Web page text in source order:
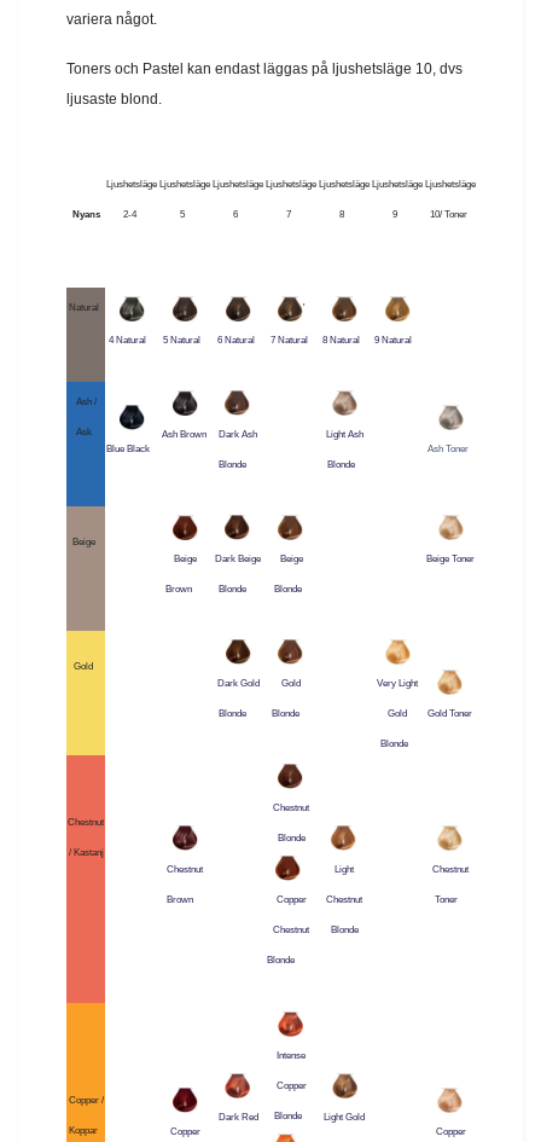
variera något.
Toners och Pastel kan endast läggas på ljushetsläge 10, dvs
ljusaste blond.
Nyans
Ljushetsläge
2-4
Ljushetsläge
5
Ljushetsläge
6
Ljushetsläge
7
Ljushetsläge
8
Ljushetsläge
9
Ljushetsläge
10/ Toner
Natural
4 Natural 5 Natural 6 Natural
'
7 Natural 8 Natural 9 Natural
Ash /
Ask
Blue Black
Ash Brown Dark Ash
Blonde
Light Ash
Blonde
Ash Toner
Beige
Beige
Brown
Dark Beige
Blonde
Beige
Blonde
Beige Toner
Gold
Dark Gold
Blonde
Gold
Blonde
Very Light
Gold
Blonde
Gold Toner
Chestnut
/ Kastanj
Chestnut
Brown
Chestnut
Blonde
Copper
Chestnut
Blonde
Light
Chestnut
Blonde
Chestnut
Toner
Copper /
Koppar Copper
Dark Red
Intense
Copper
Blonde Light Gold
Copper